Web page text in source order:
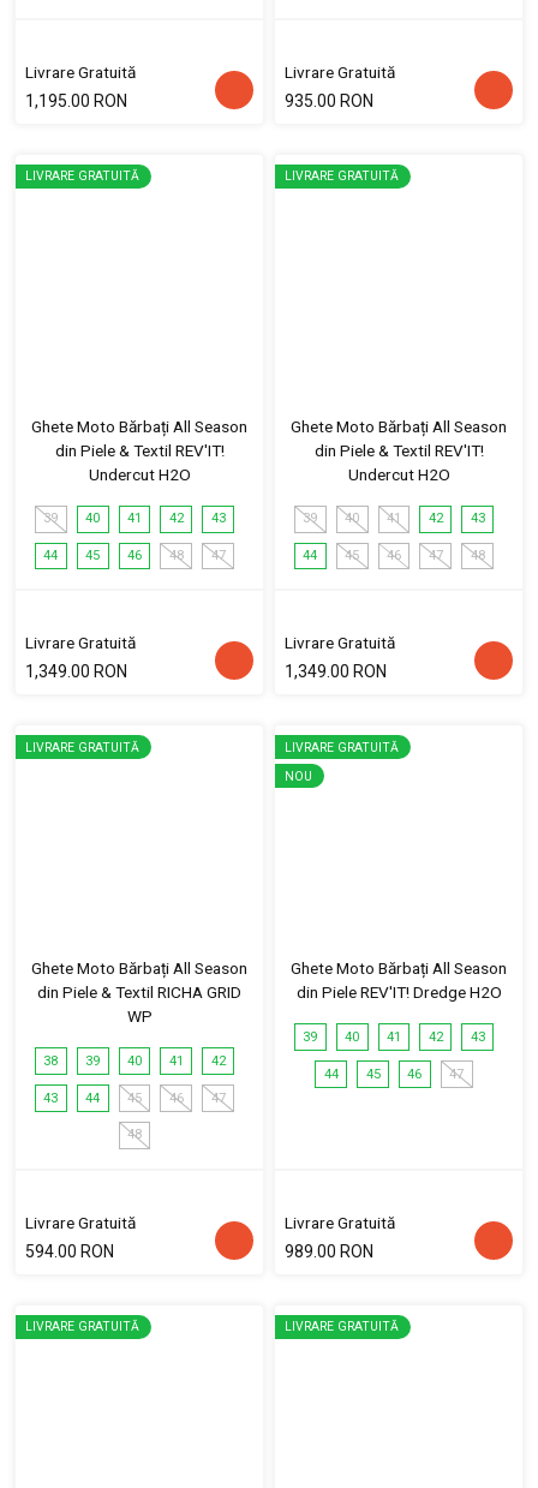
Livrare Gratuită
1,195.00 RON
Livrare Gratuită
935.00 RON
LIVRARE GRATUITĂ
Ghete Moto Bărbați All Season
din Piele & Textil REV'IT!
Undercut H2O
39 40 41 42 43
44 45 46 48 47
Livrare Gratuită
1,349.00 RON
LIVRARE GRATUITĂ
Ghete Moto Bărbați All Season
din Piele & Textil REV'IT!
Undercut H2O
39 40 41 42 43
44 45 46 47 48
Livrare Gratuită
1,349.00 RON
LIVRARE GRATUITĂ
Ghete Moto Bărbați All Season
din Piele & Textil RICHA GRID
WP
38 39 40 41 42
43 44 45 46 47
48
Livrare Gratuită
594.00 RON
LIVRARE GRATUITĂ
NOU
Ghete Moto Bărbați All Season
din Piele REV'IT! Dredge H2O
39 40 41 42 43
44 45 46 47
Livrare Gratuită
989.00 RON
LIVRARE GRATUITĂ LIVRARE GRATUITĂ